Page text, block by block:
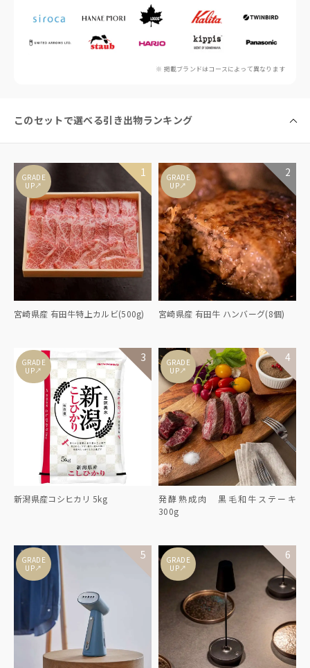
※ 掲載ブランドはコースによって異なります
このセットで選べる引き出物ランキング
GRADE
UP↑
宮崎県産 有田牛特上カルビ(500g)
GRADE
UP↑
宮崎県産 有田牛 ハンバーグ(8個)
GRADE
UP↑
新潟県産コシヒカリ 5kg
GRADE
UP↑
発酵熟成肉 黒毛和牛ステーキ
300g
GRADE
UP↑
GRADE
UP↑